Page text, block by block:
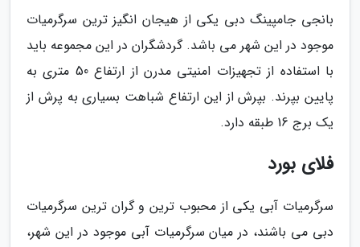
بانجی جامپینگ دبی یکی از هیجان انگیز ترین سرگرمیات
موجود در این شهر می باشد. گردشگران در این مجموعه باید
با استفاده از تجهیزات امنیتی مدرن از ارتفاع 50 متری به
پایین بپرند. بپرش از این ارتفاع شباهت بسیاری به پرش از
یک برج 16 طبقه دارد.
فلای بورد
سرگرمیات آبی یکی از محبوب ترین و گران ترین سرگرمیات
دبی می باشند، در میان سرگرمیات آبی موجود در این شهر،